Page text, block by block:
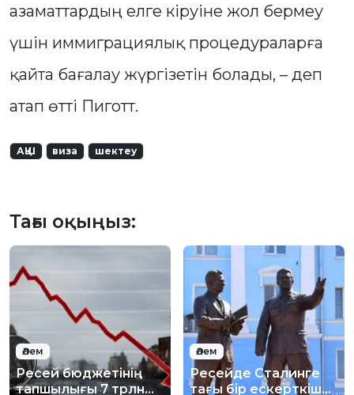
азаматтардың елге кіруіне жол бермеу
үшін иммиграциялық процедураларға
қайта бағалау жүргізетін болады, – деп
атап өтті Пиготт.
АҚШ виза шектеу
Тағы оқыңыз:
Әлем
Ресей бюджетінің
тапшылығы 7 трлн
Әлем
Ресейде Сталинге
тағы бір ескерткіш